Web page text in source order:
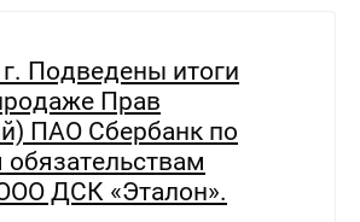
Подведены итоги
Прав
ПАО Сбербанк по
ДСК «Эталон».